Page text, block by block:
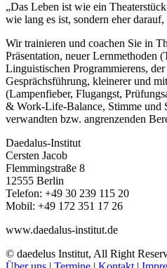
„Das Leben ist wie ein
wie lang es ist, sondern eher
Wir trainieren und coachen Sie in
Präsentation, neuer Lernmethoden
Linguistischen Programmierens,
Gesprächsführung, kleinerer und
(Lampenfieber, Flugangst,
& Work-Life-Balance, Stimme und
verwandten bzw. angrenzenden
Daedalus-Institut
Cersten Jacob
Flemmingstraße 8
12555 Berlin
Telefon: +49 30 239 115 20
Mobil: +49 172 351 17 26
www.daedalus-institut.de
© daedelus Institut, All Right